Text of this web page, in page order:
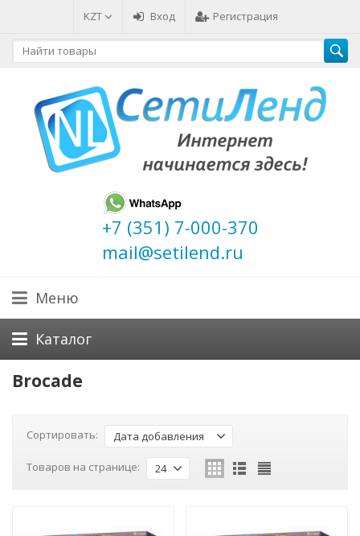
KZT Вход Регистрация
+7 (351) 7-000-370
mail@setilend.ru
Меню
Каталог
Brocade
Сортировать: Дата добавления
Товаров на странице: 24